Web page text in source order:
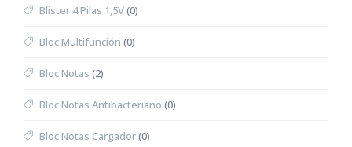
Blister 4 Pilas 1,5V(0)
Bloc Multifunción (0)
Bloc Notas (2)
Bloc Notas Antibacteriano (0)
Bloc Notas Cargador(0)